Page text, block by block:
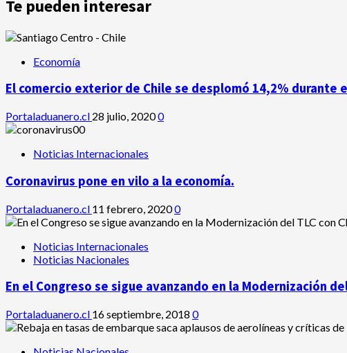
Te pueden interesar
Economía
El comercio exterior de Chile se desplomó 14,2% durante
Portaladuanero.cl 28 julio, 20200
Noticias Internacionales
Coronavirus pone en vilo a la economía.
Portaladuanero.cl 11 febrero, 20200
Noticias Internacionales
Noticias Nacionales
En el Congreso se sigue avanzando en la Modernización del
Portaladuanero.cl 16 septiembre, 2018 0